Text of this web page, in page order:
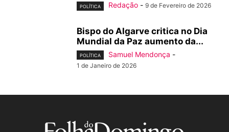
POLÍTICA Redação - 9 de Fevereiro de 2026
Bispo do Algarve critica no Dia
Mundial da Paz aumento da...
POLÍTICA Samuel Mendonça -
1 de Janeiro de 2026